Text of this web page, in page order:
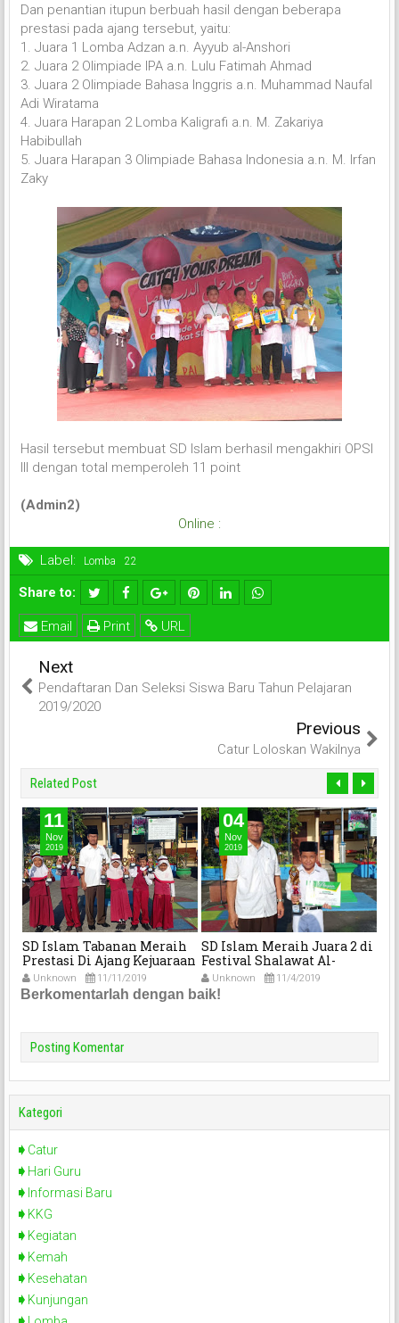
Dan penantian itupun berbuah hasil dengan beberapa
prestasi pada ajang tersebut, yaitu:
1. Juara 1 Lomba Adzan a.n. Ayyub al-Anshori
2. Juara 2 Olimpiade IPA a.n. Lulu Fatimah Ahmad
3. Juara 2 Olimpiade Bahasa Inggris a.n. Muhammad Naufal
Adi Wiratama
4. Juara Harapan 2 Lomba Kaligrafi a.n. M. Zakariya
Habibullah
5. Juara Harapan 3 Olimpiade Bahasa Indonesia a.n. M. Irfan
Zaky
Hasil tersebut membuat SD Islam berhasil mengakhiri OPSI
III dengan total memperoleh 11 point
(Admin2)
Online :
Label: Lomba
Share to:
URL
Print
Email
Next
Pendaftaran Dan Seleksi Siswa Baru Tahun Pelajaran
2019/2020
Previous
Catur Loloskan Wakilnya
Related Post
11
Nov
2019
SD Islam Tabanan Meraih
Prestasi Di Ajang Kejuaraan
Karate Lemkari Antar Dojo
Se-Kabupaten Tabanan
Unknown 11/11/2019
04
Nov
2019
SD Islam Meraih Juara 2 di
Festival Shalawat Al-
Banjari 2019
Unknown 11/4/2019
Berkomentarlah dengan baik!
Posting Komentar
Kategori
Catur
Hari Guru
Informasi Baru
KKG
Kegiatan
Kemah
Kesehatan
Kunjungan